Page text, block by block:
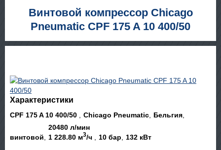
Винтовой компрессор Chicago
Pneumatic CPF 175 A 10 400/50
Характеристики
CPF 175 A 10 400/50 Chicago Pneumatic Бельгия
винтовой
20480 л/мин
1 228.80 м3/ч 10 бар 132 кВт